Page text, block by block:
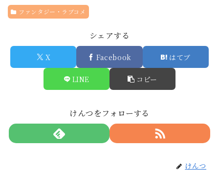
ファンタジー・ラブコメ
シェアする
X Facebook はてブ
LINE コピー
けんつをフォローする
けんつ